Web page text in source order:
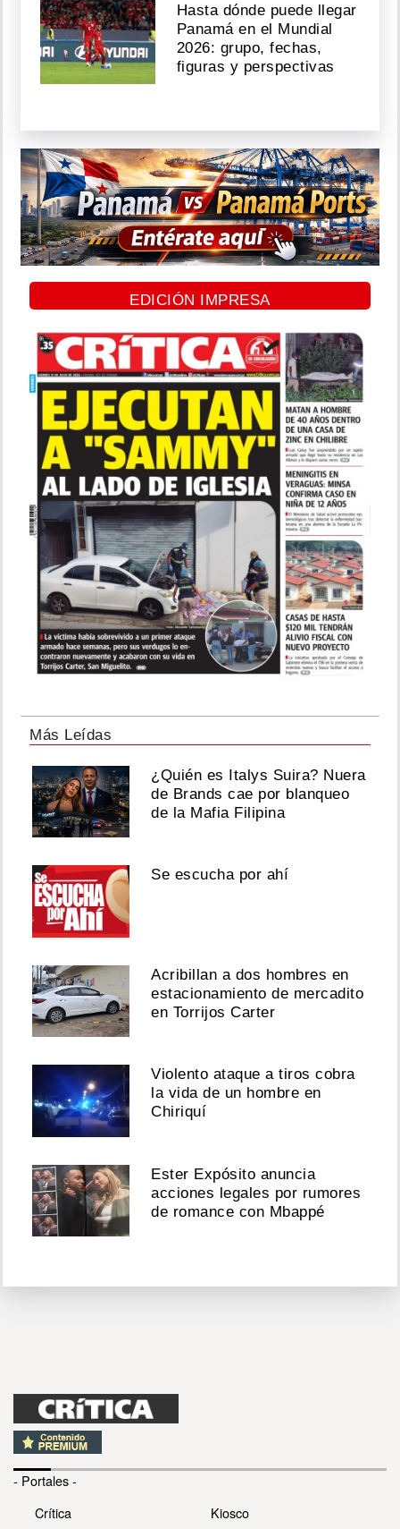
Hasta dónde puede llegar
Panamá en el Mundial
2026: grupo, fechas,
figuras y perspectivas
EDICIÓN IMPRESA
Más Leídas
¿Quién es Italys Suira? Nuera
de Brands cae por blanqueo
de la Mafia Filipina
Se escucha por ahí
Acribillan a dos hombres en
estacionamiento de mercadito
en Torrijos Carter
Violento ataque a tiros cobra
la vida de un hombre en
Chiriquí
Ester Expósito anuncia
acciones legales por rumores
de romance con Mbappé
- Portales -
Crítica
Kiosco